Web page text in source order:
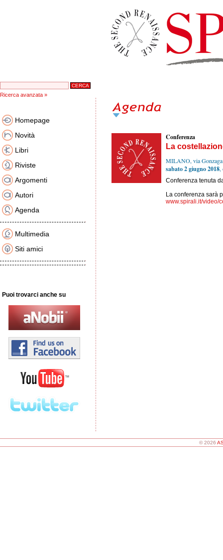
Ricerca avanzata »
Homepage
Novità
Libri
Riviste
Argomenti
Autori
Agenda
Multimedia
Siti amici
Puoi trovarci anche su
Conferenza
La
MILANO, via
sabato 2 giugno 2018,
Conferenza tenuta
La conferenza sarà
www.spirali.it/video/
© 2026